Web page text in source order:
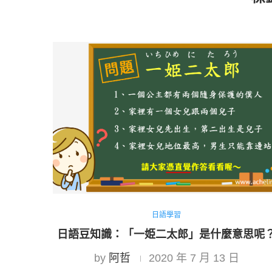
日語學習
日語豆知識：「一姫二太郎」是什麼意思呢
by 阿哲 2020 年 7 月 13 日